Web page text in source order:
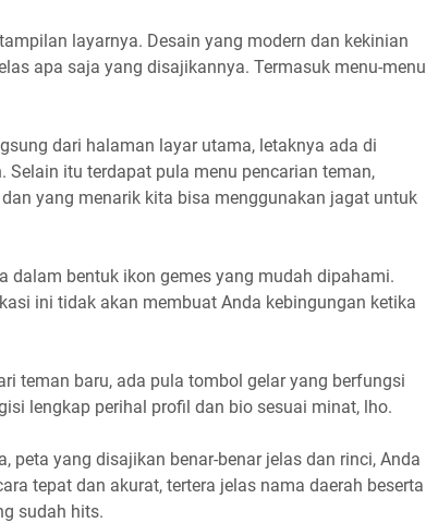
layarnya. Desain yang modern dan kekinian
apa saja yang disajikannya. Termasuk menu-menu
dari halaman layar utama, letaknya ada di
itu terdapat pula menu pencarian teman,
yang menarik kita bisa menggunakan jagat untuk
dalam bentuk ikon gemes yang mudah dipahami.
ini tidak akan membuat Anda kebingungan ketika
teman baru, ada pula tombol gelar yang berfungsi
lengkap perihal profil dan bio sesuai minat, lho.
peta yang disajikan benar-benar jelas dan rinci, Anda
tepat dan akurat, tertera jelas nama daerah beserta
sudah hits.